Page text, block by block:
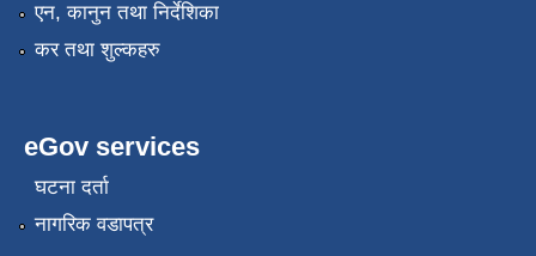
एन, कानुन तथा निर्देशिका
कर तथा शुल्कहरु
eGov services
घटना दर्ता
नागरिक वडापत्र